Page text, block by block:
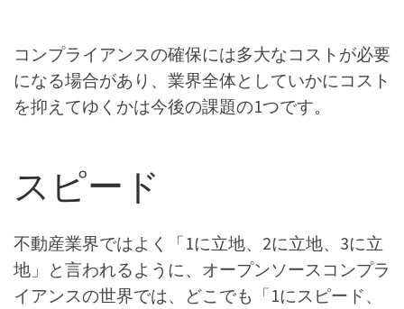
コンプライアンスの確保には多大なコストが必要
になる場合があり、業界全体としていかにコスト
を抑えてゆくかは今後の課題の1つです。
スピード
不動産業界ではよく「1に立地、2に立地、3に立
地」と言われるように、オープンソースコンプラ
イアンスの世界では、どこでも「1にスピード、